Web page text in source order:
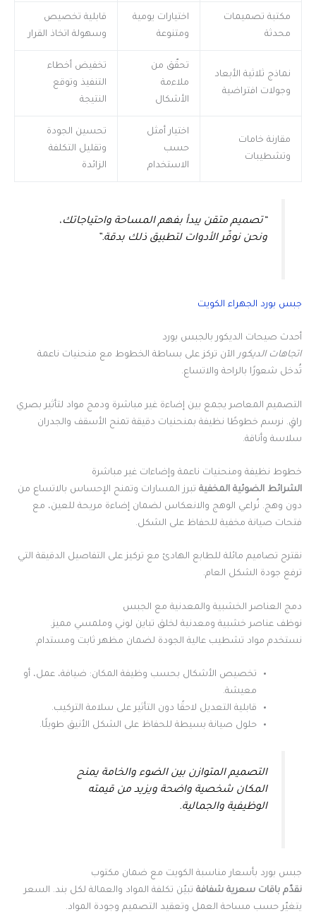
مكتبة تصميمات
محدثة
اختيارات يومية
ومتنوعة
قابلية تخصيص
وسهولة اتخاذ القرار
نماذج ثلاثية الأبعاد
وجولات افتراضية
تحقّق من
ملاءمة
الأشكال
تخفيض أخطاء
التنفيذ وتوقع
النتيجة
مقارنة خامات
وتشطيبات
اختيار أمثل
حسب
الاستخدام
تحسين الجودة
وتقليل التكلفة
الزائدة
“تصميم متقن يبدأ بفهم المساحة واحتياجاتك،
ونحن نوفّر الأدوات لتطبيق ذلك بدقة.”
جبس بورد الجهراء الكويت
أحدث صيحات الديكور بالجبس بورد
اتجاهات الديكورالآن تركز على بساطة الخطوط مع منحنيات ناعمة
تُدخل شعورًا بالراحة والاتساع.
التصميم المعاصر يجمع بين إضاءة غير مباشرة ودمج مواد لتأثير بصري
راقٍ. نرسم خطوطًا نظيفة بمنحنيات دقيقة تمنح الأسقف والجدران
سلاسة وأناقة.
خطوط نظيفة ومنحنيات ناعمة وإضاءات غير مباشرة
الشرائط الضوئية المخفية تبرز المسارات وتمنح الإحساس بالاتساع من
دون وهج. نُراعي الوهج والانعكاس لضمان إضاءة مريحة للعين، مع
فتحات صيانة مخفية للحفاظ على الشكل.
نقترح تصاميم مائلة للطابع الهادئ مع تركيز على التفاصيل الدقيقة التي
ترفع جودة الشكل العام.
دمج العناصر الخشبية والمعدنية مع الجبس
نوظف عناصر خشبية ومعدنية لخلق تباين لوني وملمسي مميز.
نستخدم مواد تشطيب عالية الجودة لضمان مظهر ثابت ومستدام.
تخصيص الأشكال بحسب وظيفة المكان: ضيافة، عمل، أو
معيشة.
قابلية التعديل لاحقًا دون التأثير على سلامة التركيب.
حلول صيانة بسيطة للحفاظ على الشكل الأنيق طويلًا.
التصميم المتوازن بين الضوء والخامة يمنح
المكان شخصية واضحة ويزيد من قيمته
الوظيفية والجمالية.
جبس بورد بأسعار مناسبة الكويت مع ضمان مكتوب
نقدّم باقات سعرية شفافة تبيّن تكلفة المواد والعمالة لكل بند. السعر
يتغيّر حسب مساحة العمل وتعقيد التصميم وجودة المواد.